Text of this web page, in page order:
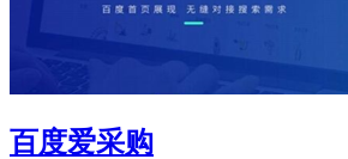
百度爱采购